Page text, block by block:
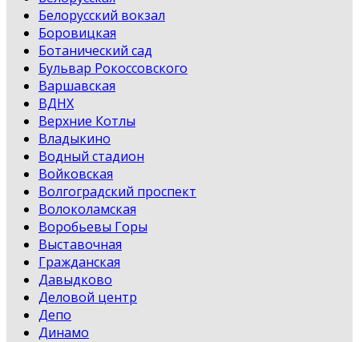
Белорусский вокзал
Боровицкая
Ботанический сад
Бульвар Рокоссовского
Варшавская
ВДНХ
Верхние Котлы
Владыкино
Водный стадион
Войковская
Волгоградский проспект
Волоколамская
Воробьевы Горы
Выставочная
Гражданская
Давыдково
Деловой центр
Депо
Динамо